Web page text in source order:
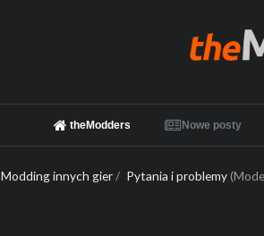
theModders Nowe posty
Modding innych gier/ Pytania i problemy